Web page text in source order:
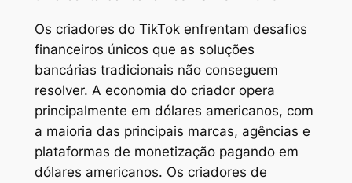
Os criadores do TikTok enfrentam desafios
financeiros únicos que as soluções
bancárias tradicionais não conseguem
resolver. A economia do criador opera
principalmente em dólares americanos, com
a maioria das principais marcas, agências e
plataformas de monetização pagando em
dólares americanos. Os criadores de